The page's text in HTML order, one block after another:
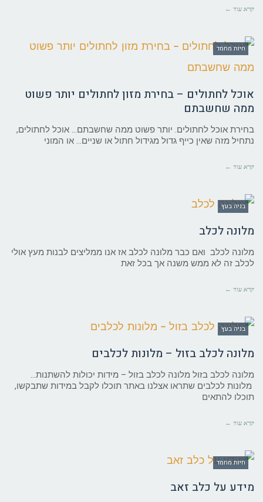
קרא עוד ←
חיות מחמד
אוכל לחתולים – בחירת מזון לחתולים יותר פשוט
ממה שחשבתם
בחירת אוכל לחתולים. יותר פשוט ממה שחשבתם… אוכל לחתולים,
נתחיל מזה שאין כייף גדול מגידול חתול או שניים… או המוני
קרא עוד ←
בניה בעץ
מלונה לכלב
מלונה לכלב ואם כבר מלונה לכלב אז אנו ממליצים לבנות מעץ אולי
לכלב זה לא ממש משנה אך בכל זאת
קרא עוד ←
בניה בעץ
מלונה לכלב בזול – מלונות לכלבים
מלונה לכלב בזול מלונה לכלב בזול – מידות יכולות להשתנות…
מלונות לכלבים שתראו אצלנו באתר תוכלו לקבל במידות שתבקשו,
תוכלו להתאים
קרא עוד ←
חיות מחמד
מידע על כלב זאב